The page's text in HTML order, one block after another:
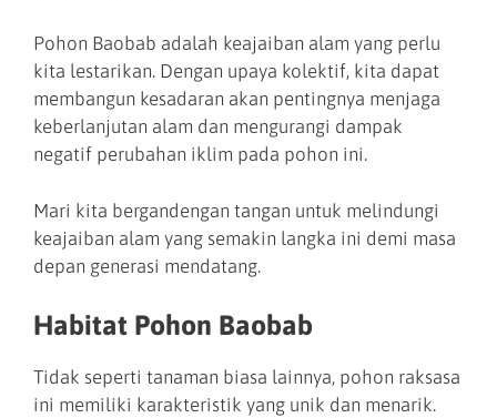
Pohon Baobab adalah keajaiban alam yang perlu
kita lestarikan. Dengan upaya kolektif, kita dapat
membangun kesadaran akan pentingnya menjaga
keberlanjutan alam dan mengurangi dampak
negatif perubahan iklim pada pohon ini.
Mari kita bergandengan tangan untuk melindungi
keajaiban alam yang semakin langka ini demi masa
depan generasi mendatang.
Habitat Pohon Baobab
Tidak seperti tanaman biasa lainnya, pohon raksasa
ini memiliki karakteristik yang unik dan menarik.